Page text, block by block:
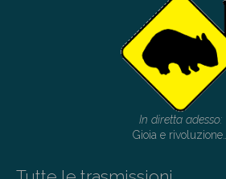
In diretta adesso:
Gioia e rivoluzione…